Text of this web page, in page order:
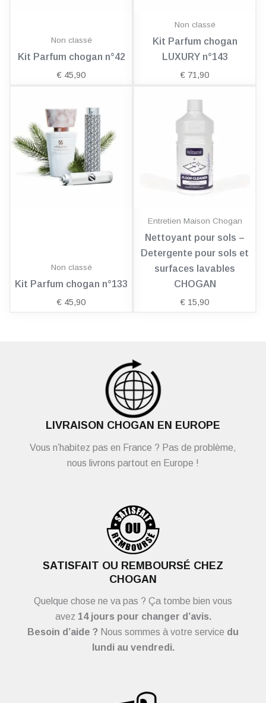
Non classé
Kit Parfum chogan n°42
€ 45,90
Non classé
Kit Parfum chogan
LUXURY n°143
€ 71,90
Non classé
Kit Parfum chogan n°133
€ 45,90
Entretien Maison Chogan
Nettoyant pour sols –
Detergente pour sols et
surfaces lavables
CHOGAN
€ 15,90
LIVRAISON CHOGAN EN EUROPE
Vous n’habitez pas en France ? Pas de problème,
nous livrons partout en Europe !
SATISFAIT OU REMBOURSÉ CHEZ
CHOGAN
Quelque chose ne va pas ? Ça tombe bien vous
avez 14 jours pour changer d’avis.
Besoin d’aide ? Nous sommes à votre service du
lundi au vendredi.